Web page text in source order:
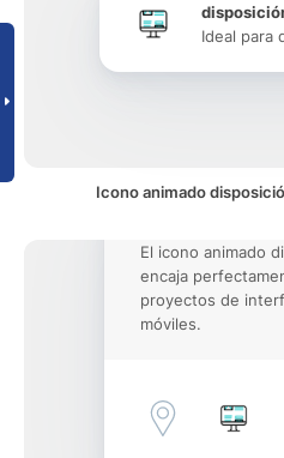
Ideal para
Icono animado
El icono animado
encaja
proyectos de
móviles.